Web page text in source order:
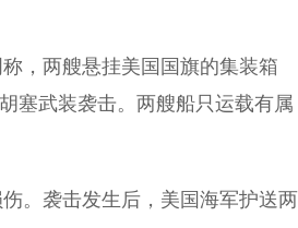
，两艘悬挂美国国旗的集装箱
塞武装袭击。两艘船只运载有属
。袭击发生后，美国海军护送两